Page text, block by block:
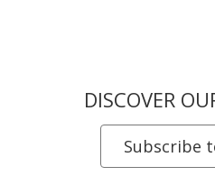
DISCOVER
Subscribe